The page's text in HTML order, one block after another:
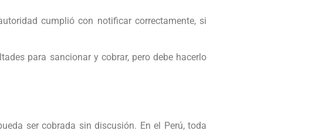
cumplió con notificar correctamente, si
para sancionar y cobrar, pero debe hacerlo
ser cobrada sin discusión. En el Perú, toda